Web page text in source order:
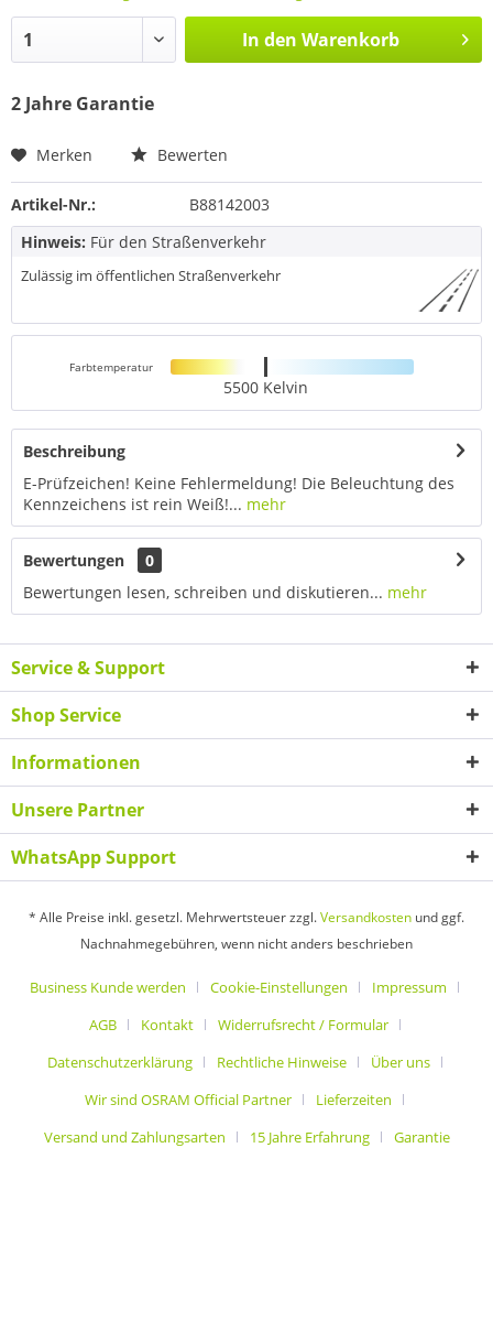
In den Warenkorb
2 Jahre Garantie
Merken Bewerten
Artikel-Nr.:
B88142003
Hinweis: Für den Straßenverkehr
Zulässig im öffentlichen Straßenverkehr
Farbtemperatur
5500 Kelvin
Beschreibung
E-Prüfzeichen! Keine Fehlermeldung! Die Beleuchtung des
Kennzeichens ist rein Weiß!... mehr
Bewertungen
0
Bewertungen lesen, schreiben und diskutieren... mehr
Service & Support
Shop Service
Informationen
Unsere Partner
WhatsApp Support
* Alle Preise inkl. gesetzl. Mehrwertsteuer zzgl.Versandkosten und ggf.
Nachnahmegebühren, wenn nicht anders beschrieben
Business Kunde werden Cookie-Einstellungen
Impressum
AGB
Kontakt
Widerrufsrecht / Formular
Datenschutzerklärung
Rechtliche Hinweise
Über uns
Wir sind OSRAM Official Partner
Lieferzeiten
Versand und Zahlungsarten
15 Jahre Erfahrung Garantie